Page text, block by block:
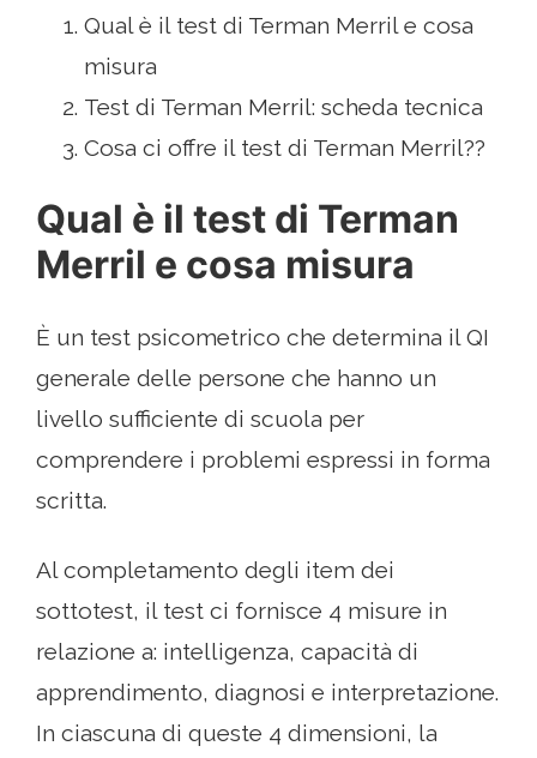
Qual è il test di Terman Merril e cosa
misura
Test di Terman Merril: scheda tecnica
Cosa ci offre il test di Terman Merril??
Qual è il test di Terman
Merril e cosa misura
È un test psicometrico che determina il QI
generale delle persone che hanno un
livello sufficiente di scuola per
comprendere i problemi espressi in forma
scritta.
Al completamento degli item dei
sottotest, il test ci fornisce 4 misure in
relazione a: intelligenza, capacità di
apprendimento, diagnosi e interpretazione.
In ciascuna di queste 4 dimensioni, la